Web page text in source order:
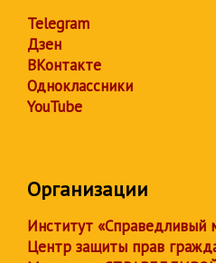
Telegram
Дзен
ВКонтакте
Одноклассники
YouTube
Организации
Институт «Справедливый
Центр защиты прав